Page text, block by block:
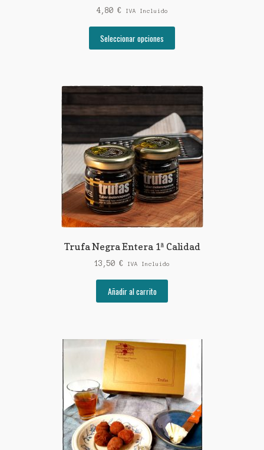
4,80 € IVA Incluido
Seleccionar opciones
variantes.
opciones
se
pueden
elegir
en
la
página
de
producto
Trufa Negra Entera 1ª Calidad
13,50 € IVA Incluido
Añadir al carrito